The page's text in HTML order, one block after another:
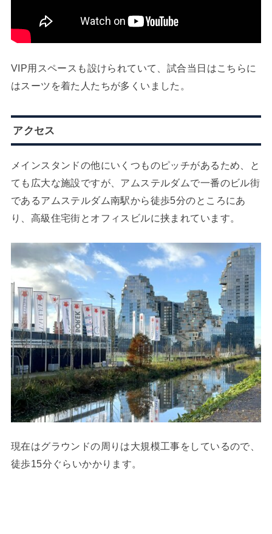
VIP用スペースも設けられていて、試合当日はこちらに
はスーツを着た人たちが多くいました。
アクセス
メインスタンドの他にいくつものピッチがあるため、と
ても広大な施設ですが、アムステルダムで一番のビル街
であるアムステルダム南駅から徒歩5分のところにあ
り、高級住宅街とオフィスビルに挟まれています。
現在はグラウンドの周りは大規模工事をしているので、
徒歩15分ぐらいかかります。